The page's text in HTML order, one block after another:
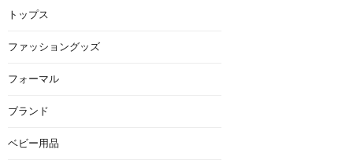
トップス
ファッショングッズ
フォーマル
ブランド
ベビー用品